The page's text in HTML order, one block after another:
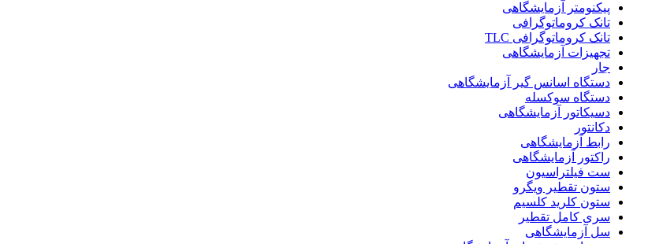
پیکنومتر آزمایشگاهی
تانک کروماتوگرافی
تانک کروماتوگرافی TLC
تجهیزات آزمایشگاهی
جار
دستگاه اسانس گیر آزمایشگاهی
دستگاه سوکسله
دسیکاتور آزمایشگاهی
دکانتور
رابط آزمایشگاهی
راکتور آزمایشگاهی
ست فیلتراسیون
ستون تقطیر ویگرو
ستون کلرید کلسیم
سری کامل تقطیر
سل آزمایشگاهی